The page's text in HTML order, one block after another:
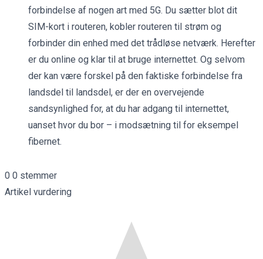
forbindelse af nogen art med 5G. Du sætter blot dit
SIM-kort i routeren, kobler routeren til strøm og
forbinder din enhed med det trådløse netværk. Herefter
er du online og klar til at bruge internettet. Og selvom
der kan være forskel på den faktiske forbindelse fra
landsdel til landsdel, er der en overvejende
sandsynlighed for, at du har adgang til internettet,
uanset hvor du bor – i modsætning til for eksempel
fibernet.
0 0 stemmer
Artikel vurdering